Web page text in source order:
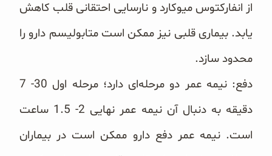
از انفارکتوس میوکارد و نارسایی ‏احتقانی قلب کاهش
یابد. بیماری قلبی نیز ممکن است متابولیسم دارو را
محدود سازد.
دفع: نیمه عمر دو مرحله‌ای دارد؛ مرحله اول 30- 7
دقیقه به دنبال آن نیمه عمر نهایی 2- 1.5 ساعت
است. نیمه عمر دفع ‏دارو ممکن است در بیماران